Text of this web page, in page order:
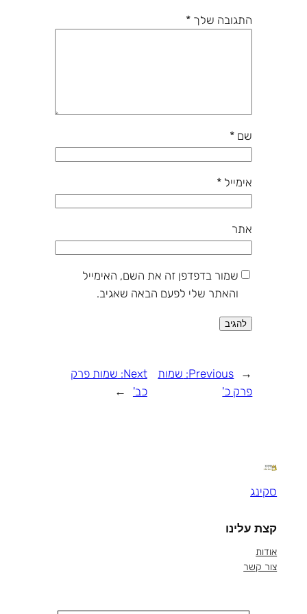
התגובה שלך *
שם *
אימייל *
אתר
שמור בדפדפן זה את השם, האימייל
והאתר שלי לפעם הבאה שאגיב.
←
Previous: שמות
פרק כ'
Next: שמות פרק
כב'
→
סקינג
קצת עלינו
אודות
צור קשר